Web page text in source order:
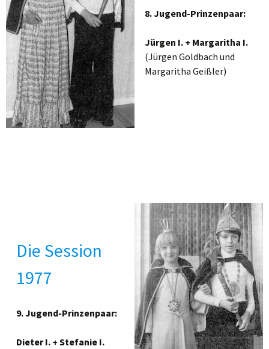
8. Jugend-Prinzenpaar:
Jürgen I. + Margaritha I.
(Jürgen Goldbach und
Margaritha Geißler)
Die Session
1977
9. Jugend-Prinzenpaar:
Dieter I. + Stefanie I.